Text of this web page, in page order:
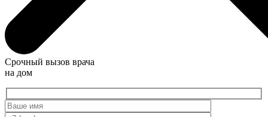
Срочный вызов врача
на дом